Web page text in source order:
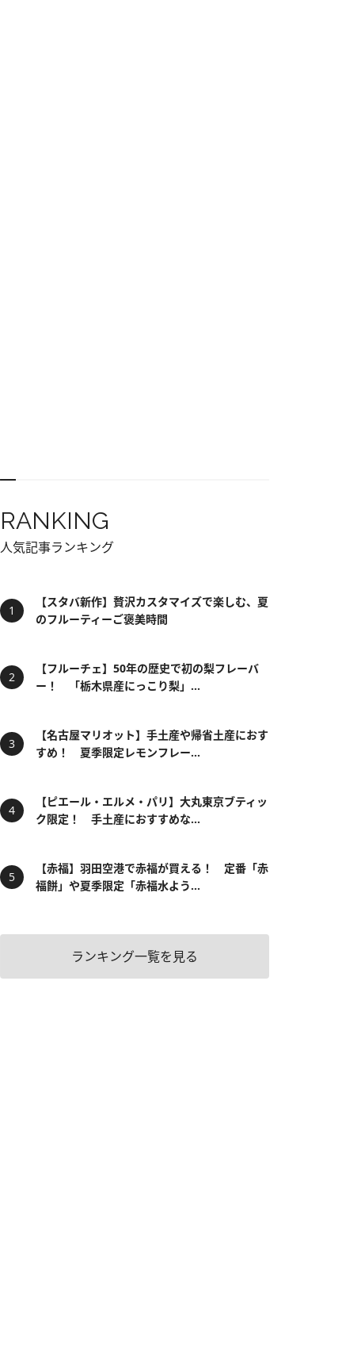
RANKING
人気記事ランキング
【スタバ新作】贅沢カスタマイズで楽しむ、夏
のフルーティーご褒美時間
【フルーチェ】50年の歴史で初の梨フレーバ
ー！ 「栃木県産にっこり梨」...
【名古屋マリオット】手土産や帰省土産におす
すめ！ 夏季限定レモンフレー...
【ピエール・エルメ・パリ】大丸東京ブティッ
ク限定！ 手土産におすすめな...
【赤福】羽田空港で赤福が買える！ 定番「赤
福餅」や夏季限定「赤福水よう...
ランキング一覧を見る